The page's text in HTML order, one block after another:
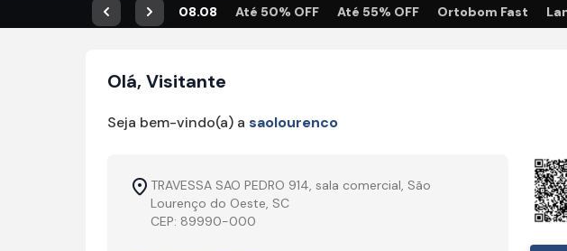
AnteriorPróximo
08.08 Até 50% OFF Até 55% OFF Ortobom Fast
Olá, Visitante
Seja bem-vindo(a) a saolourenco
TRAVESSA SAO PEDRO 914, sala comercial, São
Lourenço do Oeste, SC
CEP: 89990-000